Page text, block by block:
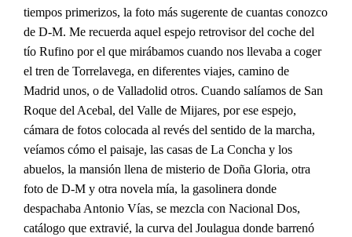
tiempos primerizos, la foto más sugerente de cuantas conozco
de D-M. Me recuerda aquel espejo retrovisor del coche del
tío Rufino por el que mirábamos cuando nos llevaba a coger
el tren de Torrelavega, en diferentes viajes, camino de
Madrid unos, o de Valladolid otros. Cuando salíamos de San
Roque del Acebal, del Valle de Mijares, por ese espejo,
cámara de fotos colocada al revés del sentido de la marcha,
veíamos cómo el paisaje, las casas de La Concha y los
abuelos, la mansión llena de misterio de Doña Gloria, otra
foto de D-M y otra novela mía, la gasolinera donde
despachaba Antonio Vías, se mezcla con Nacional Dos,
catálogo que extravié, la curva del Joulagua donde barrenó